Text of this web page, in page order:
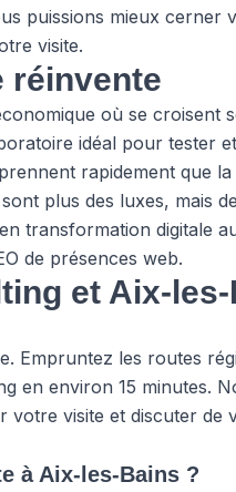
puissions mieux cerner
visite.
réinvente
où se croisent
idéal pour tester
rapidement que la
plus des luxes, mais
transformation digitale
de présences web.
et Aix-
Empruntez les routes
en environ 15 minutes.
visite et discuter de
à Aix-les-Bains ?